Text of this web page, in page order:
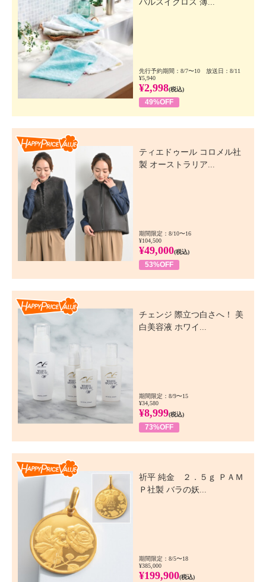
パルスイクロス 薄...
先行予約期間：8/7〜10 放送日：8/11
¥5,940
¥2,998(税込)
49%OFF
ティエドゥール コロメル社
製 オーストラリア...
期間限定：8/10〜16
¥104,500
¥49,000(税込)
53%OFF
チェンジ 際立つ白さへ！ 美
白美容液 ホワイ...
期間限定：8/9〜15
¥34,580
¥8,999(税込)
73%OFF
祈平 純金 ２．５ｇ ＰＡＭ
Ｐ社製 バラの妖...
期間限定：8/5〜18
¥385,000
¥199,900(税込)